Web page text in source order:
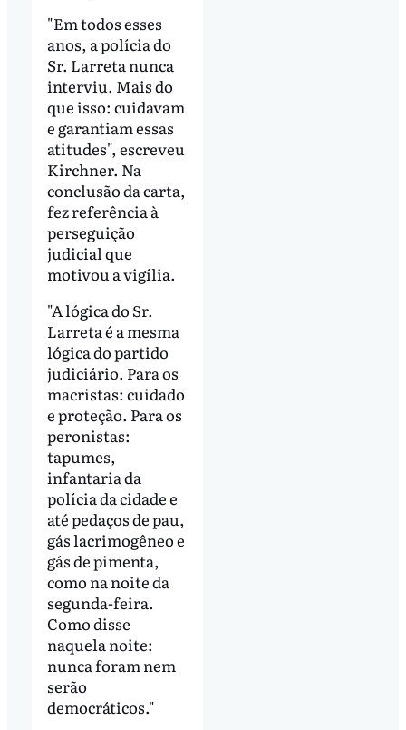
"Em todos esses
anos, a polícia do
Sr. Larreta nunca
interviu. Mais do
que isso: cuidavam
e garantiam essas
atitudes", escreveu
Kirchner. Na
conclusão da carta,
fez referência à
perseguição
judicial que
motivou a vigília.
"A lógica do Sr.
Larreta é a mesma
lógica do partido
judiciário. Para os
macristas: cuidado
e proteção. Para os
peronistas:
tapumes,
infantaria da
polícia da cidade e
até pedaços de pau,
gás lacrimogêneo e
gás de pimenta,
como na noite da
segunda-feira.
Como disse
naquela noite:
nunca foram nem
serão
democráticos."